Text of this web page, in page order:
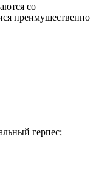
со
преимущественно
герпес;